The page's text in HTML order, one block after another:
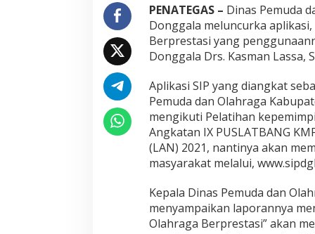
O
l
a
h
r
g
a
B
e
r
p
r
e
t
a
s
PENATEGAS – Dinas Pemuda
Donggala meluncurka
Berprestasi yang
Donggala Drs. Kasman Lassa,
Aplikasi SIP yang diangkat
Pemuda dan Olahraga
mengikuti Pelatihan
Angkatan IX PUSLATBANG
(LAN) 2021, nantinya akan
masyarakat melalui,
Kepala Dinas Pemuda dan
menyampaikan laporannya
Olahraga Berprestasi” akan